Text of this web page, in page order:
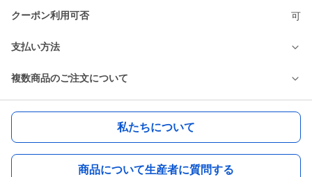
クーポン利用可否 可
支払い方法
複数商品のご注文について
私たちについて
商品について生産者に質問する